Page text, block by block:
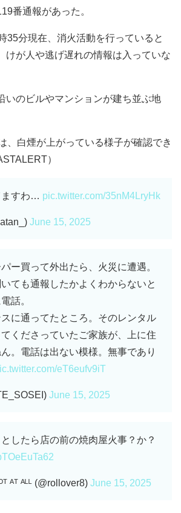
番通報があった。
35分現在、消火活動を行っていると
けが人や逃げ遅れの情報は入っていな
いのビルやマンションが建ち並ぶ地
、白煙が上がっている様子が確認でき
）
ますわ… pic.twitter.com/35nM4LryHk
June 15, 2025
ー買って外出たら、火災に遭遇。
ても通報したかよくわからないと
話。
に通ってたところ。そのレンタル
くださっていたご家族が、上に住
。電話は出ない模様。無事であり
eT6eufv9iT
June 15, 2025
したら店の前の焼肉屋火事？か？
ᴬᵀ ᴬᴸᴸ (@rollover8) June 15, 2025